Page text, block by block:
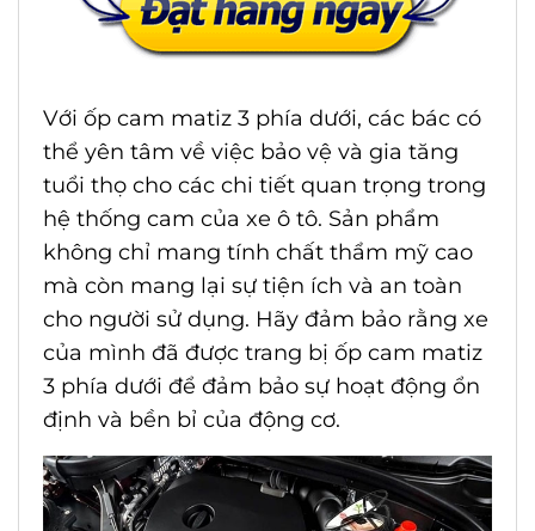
Với ốp cam matiz 3 phía dưới, các bác có
thể yên tâm về việc bảo vệ và gia tăng
tuổi thọ cho các chi tiết quan trọng trong
hệ thống cam của xe ô tô. Sản phẩm
không chỉ mang tính chất thẩm mỹ cao
mà còn mang lại sự tiện ích và an toàn
cho người sử dụng. Hãy đảm bảo rằng xe
của mình đã được trang bị ốp cam matiz
3 phía dưới để đảm bảo sự hoạt động ổn
định và bền bỉ của động cơ.